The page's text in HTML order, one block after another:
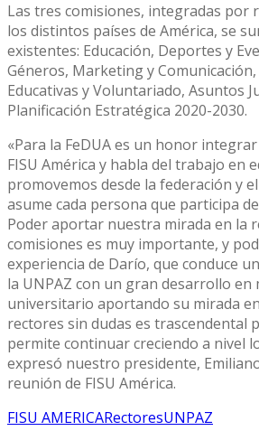
Las tres comisiones, integradas por
los distintos países de América, se
existentes: Educación, Deportes y
Géneros, Marketing y
Educativas y Voluntariado, Asuntos
Planificación Estratégica 2020-2030.
«Para la FeDUA es un honor
FISU América y habla del trabajo en
promovemos desde la federación y
asume cada persona que participa
Poder aportar nuestra mirada en la
comisiones es muy importante, y
experiencia de Darío, que conduce
la UNPAZ con un gran desarrollo en
universitario aportando su mirada
rectores sin dudas es trascendental
permite continuar creciendo a nivel
expresó nuestro presidente,
reunión de FISU América.
FISU AMERICARectoresUNPAZ